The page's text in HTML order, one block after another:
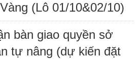
(Lô 01/10&02/10)
bàn giao quyền sở
tự nâng (dự kiến đặt